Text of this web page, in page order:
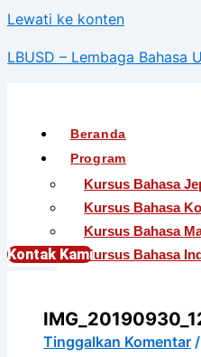
Lewati ke konten
LBUSD – Lembaga Bahasa
Beranda
Program
Kursus Bahasa
Kursus Bahasa
Kursus Bahasa
Kursus Bahasa
English For
English For
Kontak Kami
Tinggalkan Komentar